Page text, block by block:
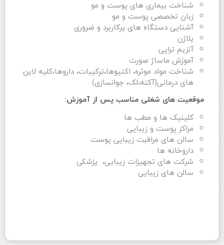
شناخت بیماری های پوست و مو
زبان تخصصی پوست و مو
آشنایی دستگاه های پرکاربرد و ضروری
پلاژن
آنزیم تراپی
آموزش ماساژ صورت
شناخت مواد موثره، اکتیوها،ترکیبات، داروها،کلیه لاین
های درمانی(آکنه،لک، جوانسازی)
موقعیت های شغلی مناسب پس از آموزش:
کلینیک ها و مطب ها
مراکز پوست و زیبایی
سالن های مراقبت زیبایی پوست
داروخانه ها
شرکت های تجهیزات زیبایی، پزشکی
سالن های زیبایی